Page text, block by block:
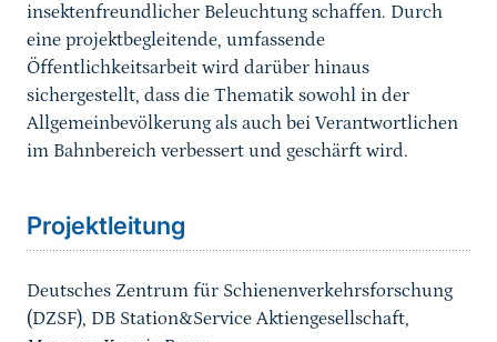
insektenfreundlicher Beleuchtung schaffen. Durch
eine projektbegleitende, umfassende
Öffentlichkeitsarbeit wird darüber hinaus
sichergestellt, dass die Thematik sowohl in der
Allgemeinbevölkerung als auch bei Verantwortlichen
im Bahnbereich verbessert und geschärft wird.
Sprungmarke
Projektleitung
Deutsches Zentrum für Schienenverkehrsforschung
(DZSF), DB Station&Service Aktiengesellschaft,